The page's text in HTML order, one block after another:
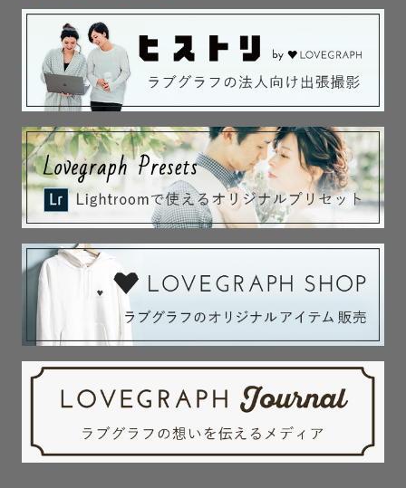
お二人の思い出のお店に行こうか、
お子様が大好きなお絵描きをしようか、
ご夫婦で訪れてた桜を3人で見に行こうか。
飾らなくても、そこにある想い、瞬間
そしてみなさんそのものが素敵です！
でも、カメラマンの私がいるのも事実。
なので
「どんな今、そして想い出を残すか」を
皆様とたくさん考え、一緒に創ります🤝🏻
撮影地、撮影テーマ、何して過ごすかなど
対話の中で色々ご提案させていただきます！
┈┈┈┈┈┈┈┈┈┈┈┈┈┈┈
◆もくじ
２．撮影について
３．わたしについて
４．最後に